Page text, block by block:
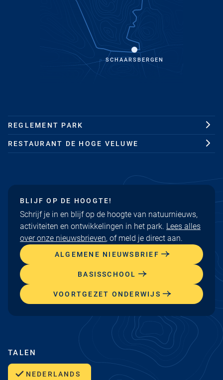
SCHAARSBERGEN
REGLEMENT PARK
RESTAURANT DE HOGE VELUWE
BLIJF OP DE HOOGTE!
Schrijf je in en blijf op de hoogte van natuurnieuws,
activiteiten en ontwikkelingen in het park. Lees alles
over onze nieuwsbrieven, of meld je direct aan.
ALGEMENE NIEUWSBRIEF
BASISSCHOOL
VOORTGEZET ONDERWIJS
TALEN
NEDERLANDS